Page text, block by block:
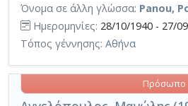
Όνομα σε άλλη γλώσσα: Panou,
Ημερομηνίες: 28/10/1940 - 27/
Τόπος γέννησης: Αθήνα
Πρόσωπο